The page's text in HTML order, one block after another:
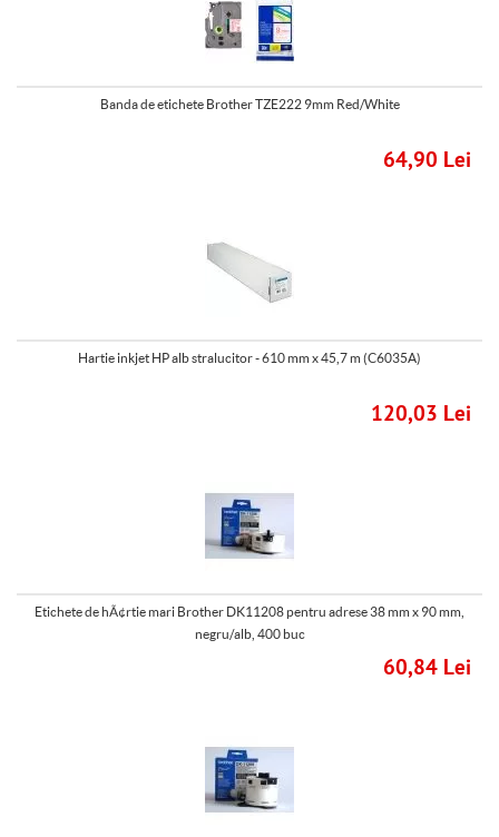
Banda de etichete Brother TZE222 9mm Red/White
64,90 Lei
Hartie inkjet HP alb stralucitor - 610 mm x 45,7 m (C6035A)
120,03 Lei
Etichete de hÃ¢rtie mari Brother DK11208 pentru adrese 38 mm x 90 mm,
negru/alb, 400 buc
60,84 Lei